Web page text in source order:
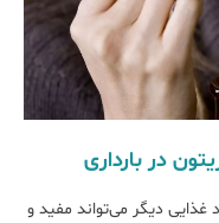
در بارداری
غذایی دیگر می‌تواند مفید و